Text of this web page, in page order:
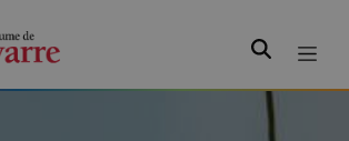
Rechercher